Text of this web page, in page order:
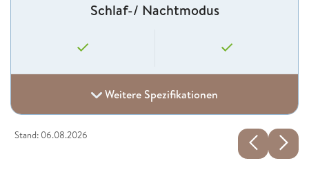
Schlaf-/ Nachtmodus
Weitere Spezifikationen
Stand: 06.08.2026